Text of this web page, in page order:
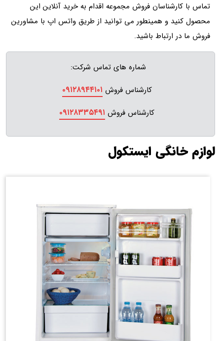
تماس با کارشناسان فروش مجموعه اقدام به خرید آنلاین این
محصول کنید و همینطور می توانید از طریق واتس اپ با مشاورین
فروش ما در ارتباط باشید.
شماره های تماس شرکت:
کارشناس فروش ۰۹۱۲۸۹۴۴۱۰۱
کارشناس فروش ۰۹۱۲۸۳۳۵۴۹۱
لوازم خانگی ایستکول